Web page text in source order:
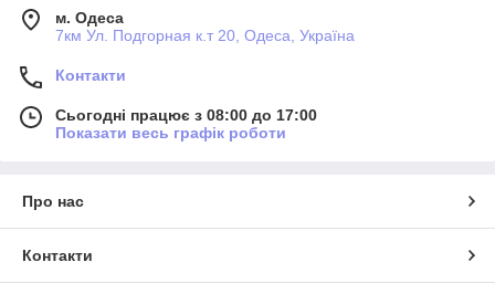
м. Одеса
7км Ул. Подгорная к.т 20, Одеса, Україна
Контакти
Сьогодні працює з 08:00 до 17:00
Показати весь графік роботи
Про нас
Контакти